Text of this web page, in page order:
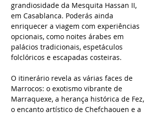
grandiosidade da Mesquita Hassan II,
em Casablanca. Poderás ainda
enriquecer a viagem com experiências
opcionais, como noites árabes em
palácios tradicionais, espetáculos
folclóricos e escapadas costeiras.
O itinerário revela as várias faces de
Marrocos: o exotismo vibrante de
Marraquexe, a herança histórica de Fez,
o encanto artístico de Chefchaouen e a